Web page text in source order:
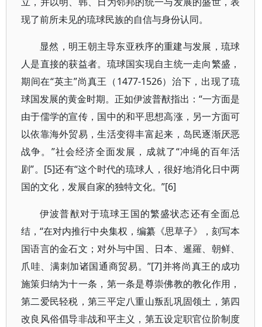
现了前所未见的琉球民族的自信与身份认同。
显然，明王朝主导东亚秩序的重建与发展，琉球
人是直接的获益者。琉球国实现自主统一走向繁盛，
期间在“英主”尚真王（1477-1526）治下，出现了琉
球国发展的黄金时期。正如伊波普猷指出：“一方面是
由于儒学的宣传，国中的和平思想高涨，另一方面可
以依靠海外贸易，生活变得丰富起来，岛民逐渐厌恶
战争。”社会经济全面发展，成就了“冲绳的百年活
剧”。[5]还有“这个时代的琉球人，很好地消化日中两
国的文化，发展自家的独特文化。”[6]
伊波普猷对于琉球王国的繁盛状态还有全面总
结，“在对内推行中央集权，编纂《思草子》，刻写本
国语言的金石文；对外与中国、日本、暹羅、朝鲜、
爪哇、满刺加诸国通商贸易。”[7]并将尚真王的成功
施策归纳为十一条，第一条是尊崇佛教的教化作用，
第二爱民轻税，第三平定八重山叛乱巩固领土，第四
改良风俗倡导非战和平主义，第五设定职官位阶制度